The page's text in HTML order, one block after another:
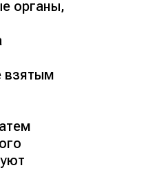
органы,
взятым